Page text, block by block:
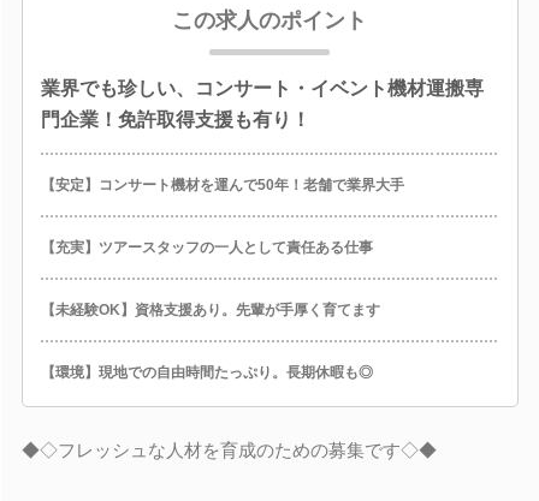
この求人のポイント
業界でも珍しい、コンサート・イベント機材運搬専
門企業！免許取得支援も有り！
【安定】コンサート機材を運んで50年！老舗で業界大手
【充実】ツアースタッフの一人として責任ある仕事
【未経験OK】資格支援あり。先輩が手厚く育てます
【環境】現地での自由時間たっぷり。長期休暇も◎
◆◇フレッシュな人材を育成のための募集です◇◆